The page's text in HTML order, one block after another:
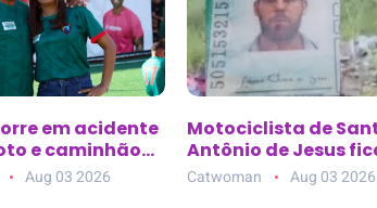
em acidente
e caminhão
(MG)
Aug 03 2026
Motociclista de
Antônio de Jesus
estado grave após
acidente na BA-046
Catwoman Aug 03 2026